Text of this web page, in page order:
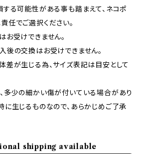
する可能性がある事も踏まえて、ネコポ
任でご選択ください。
受けできません。
後の交換はお受けできません。
差が生じる為、サイズ表記は目安として
多少の細かい傷が付いている場合があり
に生じるものなので、あらかじめご了承
shipping available